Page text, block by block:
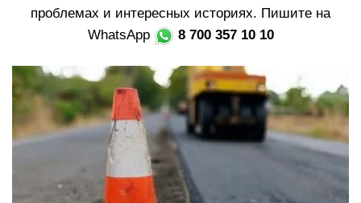
и
г
а
ц
ю
проблемах и интересных историях. Пишите на
WhatsApp
8 700 357 10 10